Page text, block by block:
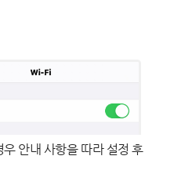
안내 사항을 따라 설정 후